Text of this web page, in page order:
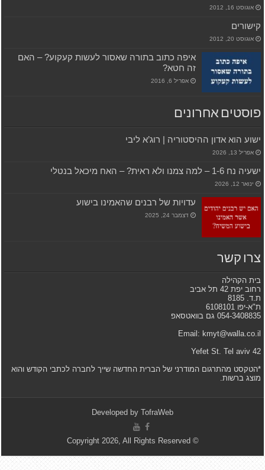
אוגוסט 16, 2012
קישורים
אוגוסט 20, 2012
איפה כתוב בתורה שאסור לעשות קעקוע? – האם
זה חטא?
אפריל 6, 2016
פוסטים אחרונים
ישוע הוא אדון ההיסטוריה | רוג’א ליבי
אפריל 13, 2026
ישעיה נח 1-6 – למה צמנו ולא ראית? – האח מיכאל בנטלי
ינואר 12, 2026
עדויות של רבנים שהאמינו בישוע
דצמבר 24, 2025
צרו קשר
בית הקהילה
רחוב יפת 42 תל אביב
ת.ד. 8185
ת"א-יפו 6108101
054-3408835 גם בוואטסאפ
Email: kmyt@walla.co.il
42 Yefet St. Tel aviv
*הטקסט מהתרגום המודרני של הברית החדשה שייך לחברה לכתבי הקודש והוא
מוצג ברשות.
Developed by TofraWeb
© Copyright 2026, All Rights Reserved